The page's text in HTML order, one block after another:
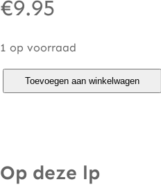
€9.95
1 op voorraad
g
Toevoegen aan winkelwagen
Op deze lp